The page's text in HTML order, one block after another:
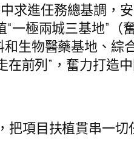
求進任務總基調，
一極兩城三基地”（
生物醫藥基地、綜
前列”，奮力打造
把項目扶植貫串一